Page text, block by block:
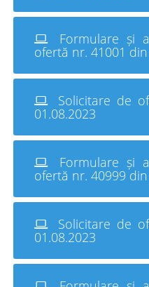
Formulare și
ofertă nr. 41001
Solicitare de
01.08.2023
Formulare și
ofertă nr. 40999
Solicitare de
01.08.2023